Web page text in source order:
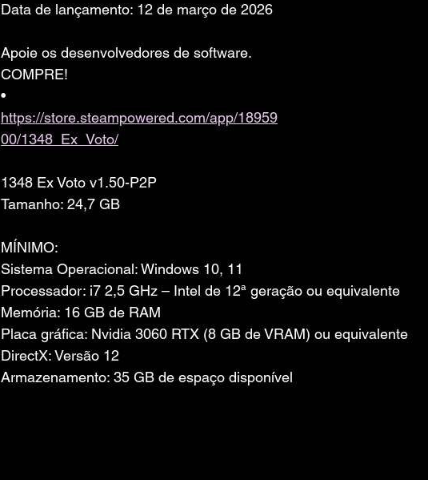
Data de lançamento: 12 de março de 2026
Apoie os desenvolvedores de software.
COMPRE!
•
https://store.steampowered.com/app/18959
00/1348_Ex_Voto/
1348 Ex Voto v1.50-P2P
Tamanho: 24,7 GB
MÍNIMO:
Sistema Operacional: Windows 10, 11
Processador: i7 2,5 GHz – Intel de 12ª geração ou equivalente
Memória: 16 GB de RAM
Placa gráfica: Nvidia 3060 RTX (8 GB de VRAM) ou equivalente
DirectX: Versão 12
Armazenamento: 35 GB de espaço disponível